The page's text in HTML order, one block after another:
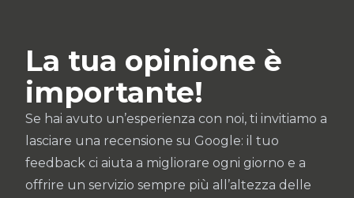
La tua opinione è
importante!
Se hai avuto un’esperienza con noi, ti invitiamo a
lasciare una recensione su Google: il tuo
feedback ci aiuta a migliorare ogni giorno e a
offrire un servizio sempre più all’altezza delle